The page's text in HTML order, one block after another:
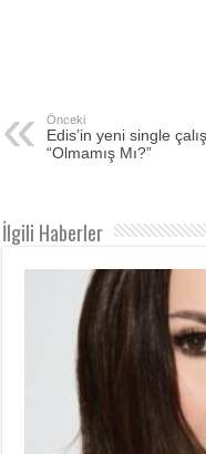
Önceki
Edis’in yeni single
“Olmamış Mı?”
İlgili Haberler